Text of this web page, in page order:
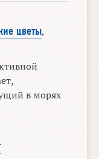
цветы,
в морях